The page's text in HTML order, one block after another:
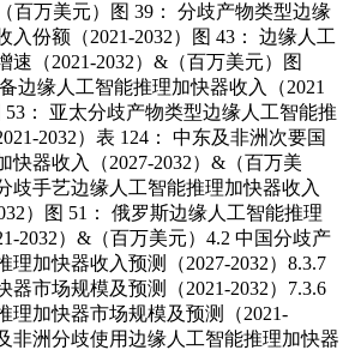
百万美元）图 39： 分歧产物类型边缘
入份额（2021-2032）图 43： 边缘人工
速（2021-2032）&（百万美元）图
边缘人工智能推理加快器收入（2021
53： 亚太分歧产物类型边缘人工智能推
2032）表 124： 中东及非洲次要国
快器收入（2027-2032）&（百万美
歧手艺边缘人工智能推理加快器收入
）图 51： 俄罗斯边缘人工智能推理
2032）&（百万美元）4.2 中国分歧产
理加快器收入预测（2027-2032）8.3.7
器市场规模及预测（2021-2032）7.3.6
理加快器市场规模及预测（2021-
非洲分歧使用边缘人工智能推理加快器